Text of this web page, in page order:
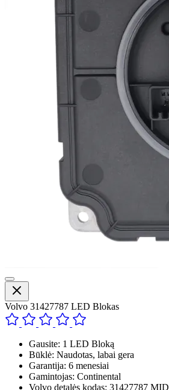
Volvo 31427787 LED Blokas
Gausite: 1 LED Bloką
Būklė: Naudotas, labai gera
Garantija: 6 menesiai
Gamintojas: Continental
Volvo detalės kodas: 31427787 MID